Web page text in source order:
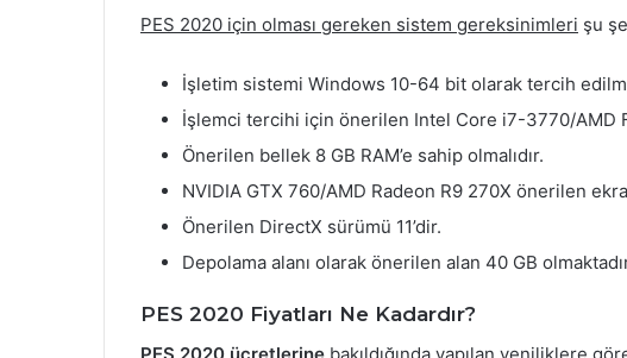
PES 2020 için olması gereken sistem gereksinimleri şu
İşletim sistemi Windows 10-64 bit olarak tercih
İşlemci tercihi için önerilen Intel Core i7-3770/AMD
Önerilen bellek 8 GB RAM’e sahip olmalıdır.
NVIDIA GTX 760/AMD Radeon R9 270X önerilen
Önerilen DirectX sürümü 11’dir.
Depolama alanı olarak önerilen alan 40 GB
PES 2020 Fiyatları Ne Kadardır?